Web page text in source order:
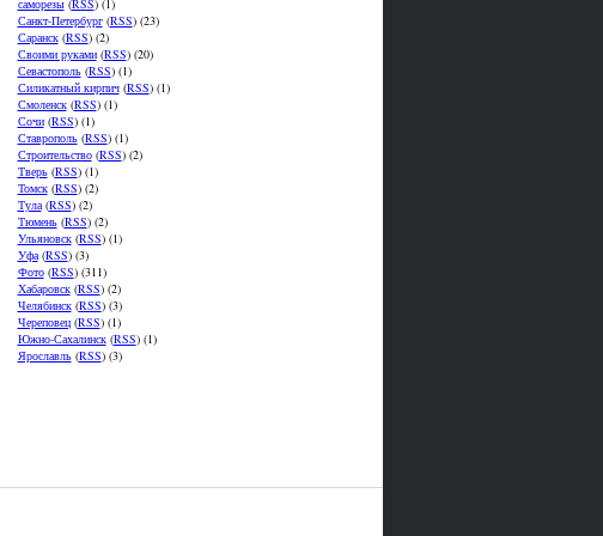
Санкт-Петербург(RSS) (23)
Саранск(RSS) (2)
Своими руками(RSS) (20)
Севастополь(RSS) (1)
Силикатный кирпич(RSS) (1)
Смоленск(RSS) (1)
Сочи(RSS) (1)
Ставрополь(RSS) (1)
Строительство(RSS) (2)
Тверь(RSS) (1)
Томск(RSS) (2)
Тула(RSS) (2)
Тюмень(RSS) (2)
Ульяновск(RSS) (1)
Уфа(RSS) (3)
Фото(RSS) (311)
Хабаровск(RSS) (2)
Челябинск(RSS) (3)
Череповец(RSS) (1)
Южно-Сахалинск(RSS) (1)
Ярославль(RSS) (3)